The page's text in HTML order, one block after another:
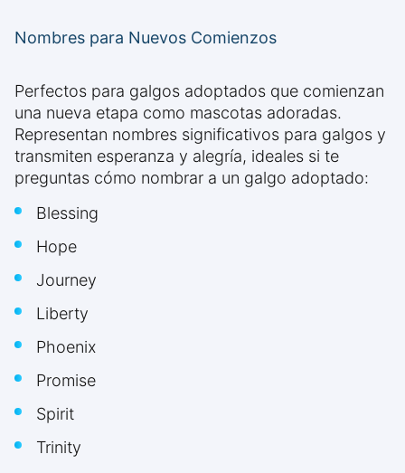
Nombres para Nuevos Comienzos
Perfectos para galgos adoptados que comienzan
una nueva etapa como mascotas adoradas.
Representan nombres significativos para galgos y
transmiten esperanza y alegría, ideales si te
preguntas cómo nombrar a un galgo adoptado:
Blessing
Hope
Journey
Liberty
Phoenix
Promise
Spirit
Trinity